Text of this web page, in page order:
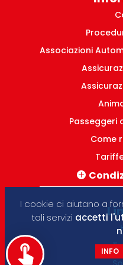
Associazioni
Passeggeri
Come
Tratte
I cookie ci aiutano a
tali servizi accetti
INFO